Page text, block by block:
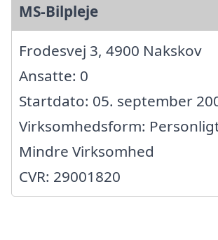
MS-Bilpleje
Frodesvej 3, 4900 Nakskov
Ansatte: 0
Startdato: 05. september
Virksomhedsform:
Mindre Virksomhed
CVR: 29001820